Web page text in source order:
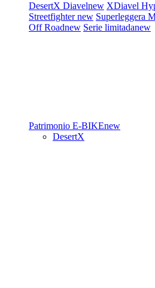
DesertX Diavelnew XDiavel
Streetfighternew Superleggera
Off Roadnew Serie limitadanew
Patrimonio E-BIKEnew
DesertX